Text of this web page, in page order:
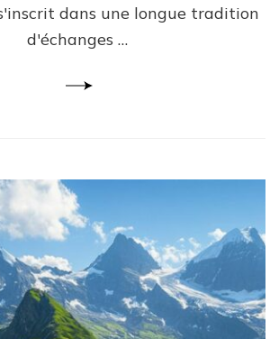
dans une longue tradition
d'échanges …